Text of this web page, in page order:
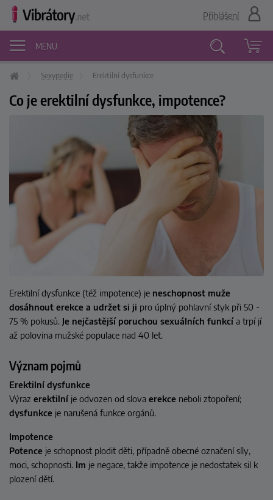
MENU
Přihlášení
Sexypedie Erektilní dysfunkce
Co je erektilní dysfunkce, impotence?
Erektilní dysfunkce (též impotence) je neschopnost muže
dosáhnout erekce a udržet si ji pro úplný pohlavní styk při 50 -
75 % pokusů.Je nejčastější poruchou sexuálních funkcía trpí jí
až polovina mužské populace nad 40 let.
Význam pojmů
Erektilní dysfunkce
Výraz erektilníje odvozen od slova erekceneboli ztopoření;
dysfunkceje narušená funkce orgánů.
Impotence
Potenceje schopnost plodit děti, případně obecné označení síly,
moci, schopnosti. Im je negace, takže impotence je nedostatek sil k
plození dětí.